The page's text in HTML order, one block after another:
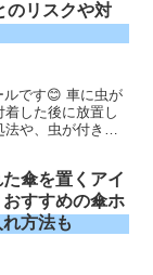
のリスクや対
ルです😊 車に虫が
した後に放置し
や、虫が付きに
傘を置くアイ
すすめの傘ホ
方法も